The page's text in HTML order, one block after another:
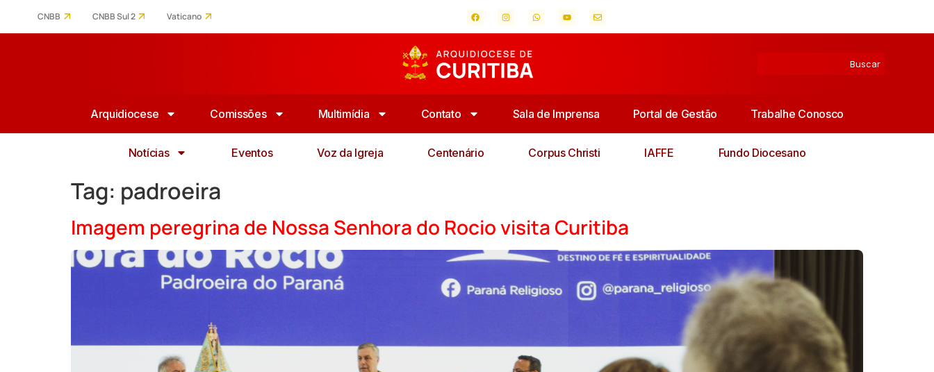
CNBB CNBB Sul 2 Vaticano
Arquidiocese Comissões Multimídia Contato Sala de Imprensa Portal de Gestão Trabalhe Conosco
Notícias Eventos Voz da Igreja Centenário Corpus Christi IAFFE Fundo Diocesano
Tag: padroeira
Imagem peregrina de Nossa Senhora do Rocio visita Curitiba